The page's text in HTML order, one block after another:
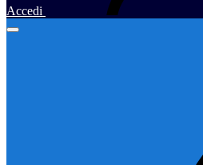
Accedi